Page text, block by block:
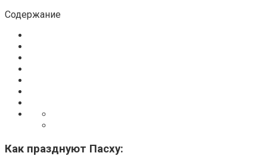
Содержание
Как празднуют Пасху: